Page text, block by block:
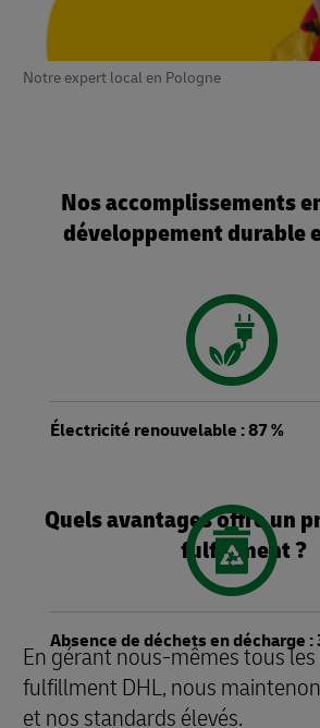
Notre expert local en Pologne
Nos accomplissements
développement durable
Électricité renouvelable : 87 %
Absence de déchets en décharge :
Quels avantages offre un
fulfillment ?
En gérant nous-mêmes tous
fulfillment DHL, nous
et nos standards élevés.